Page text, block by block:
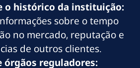
o histórico da instituição:
sobre o tempo
no mercado, reputação e
de outros clientes.
órgãos reguladores: